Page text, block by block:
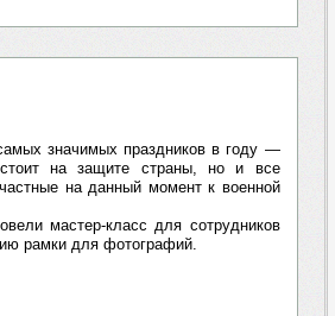
значимых праздников в году —
на защите страны, но и все
на данный момент к военной
мастер-класс для сотрудников
рамки для фотографий.